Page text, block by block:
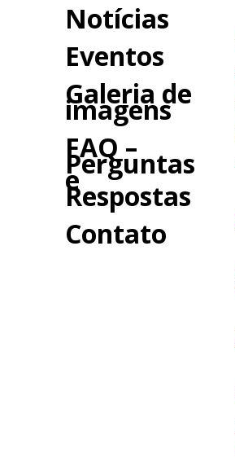
Notícias
Eventos
Galeria de
imagens
FAQ –
Perguntas
e
Respostas
Contato